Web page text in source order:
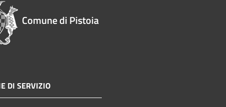
Comune di Pistoia
DI SERVIZIO